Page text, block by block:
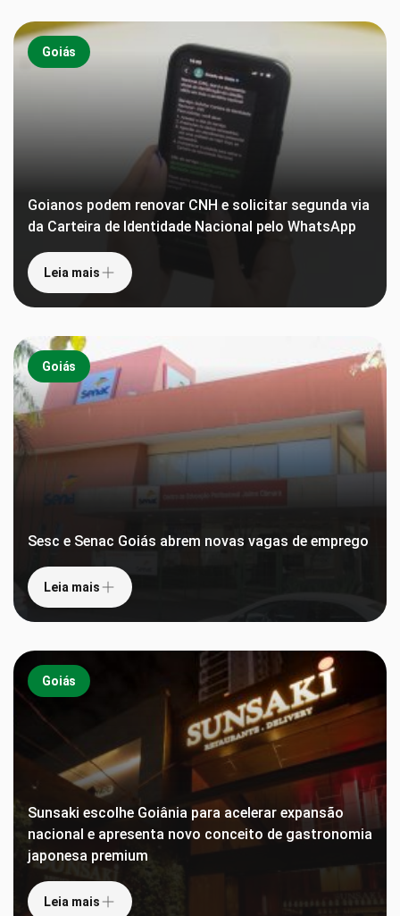
Goiás
Goianos podem renovar CNH e solicitar segunda via
da Carteira de Identidade Nacional pelo WhatsApp
Leia mais
Goiás
Sesc e Senac Goiás abrem novas vagas de emprego
Leia mais
Goiás
Sunsaki escolhe Goiânia para acelerar expansão
nacional e apresenta novo conceito de gastronomia
japonesa premium
Leia mais